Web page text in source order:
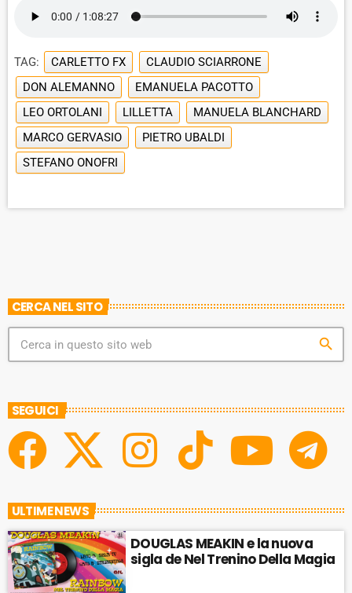
TAG: CARLETTO FX
CLAUDIO SCIARRONE
DON ALEMANNO
EMANUELA PACOTTO
LEO ORTOLANI
LILLETTA
MANUELA BLANCHARD
MARCO GERVASIO
PIETRO UBALDI
STEFANO ONOFRI
CERCA NEL SITO
search
SEGUICI
ULTIME NEWS
DOUGLAS MEAKIN e la nuova
sigla de Nel Trenino Della Magia